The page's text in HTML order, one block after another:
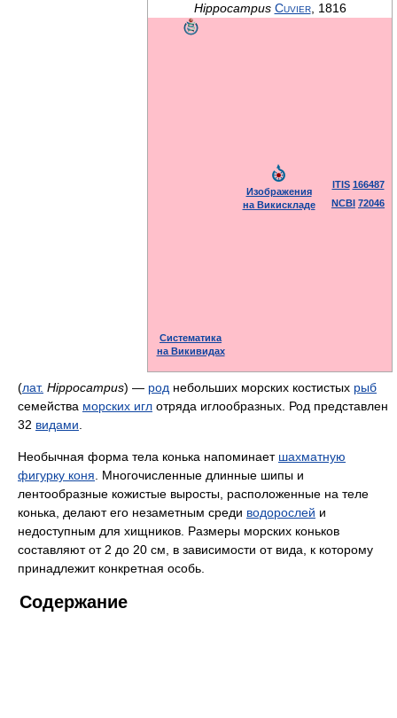
Hippocampus Cuvier, 1816
Систематика
на Викивидах
Изображения
на Викискладе
ITIS 166487
NCBI 72046
(лат. Hippocampus) — род небольших морских костистых рыб
семейства морских игл отряда иглообразных. Род представлен
32 видами
Необычная форма тела конька напоминает шахматную
фигурку коня . Многочисленные длинные шипы и
лентообразные кожистые выросты, расположенные на теле
конька, делают его незаметным среди водорослей и
недоступным для хищников. Размеры морских коньков
составляют от 2 до 20 см, в зависимости от вида, к которому
принадлежит конкретная особь.
Содержание